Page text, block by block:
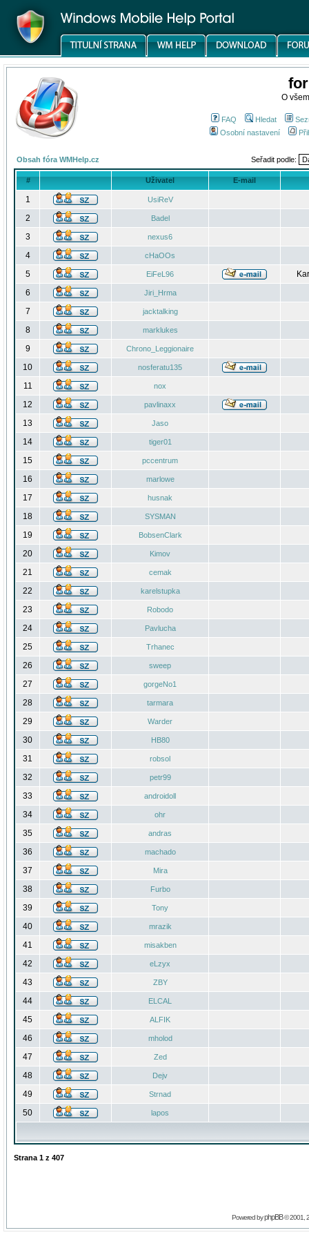
O
FAQ Hledat
Osobní nastavení
Obsah fóra WMHelp.cz Seřadit podle:
# Uživatel E-mail
1 UsiReV
2 Badel
3 nexus6
4 cHaOOs
5 EiFeL96
6
Jiri_Hrma
7 jacktalking
8 marklukes
9 Chrono_Leggionaire
10 nosferatu135
11 nox
12 pavlinaxx
13 Jaso
14 tiger01
15 pccentrum
16 marlowe
17 husnak
18 SYSMAN
19 BobsenClark
20 Kimov
21 cemak
22 karelstupka
23 Robodo
24 Pavlucha
25 Trhanec
26 sweep
27 gorgeNo1
28 tarmara
29 Warder
30 HB80
31 robsol
32 petr99
33 androidoll
34 ohr
35 andras
36 machado
37 Mira
38 Furbo
39 Tony
40 mrazik
41 misakben
42 eLzyx
43 ZBY
44 ELCAL
45 ALFIK
46 mholod
47 Zed
48 Dejv
49 Strnad
50 lapos
Strana 1 z 407
Powered byphpBB© 2001,